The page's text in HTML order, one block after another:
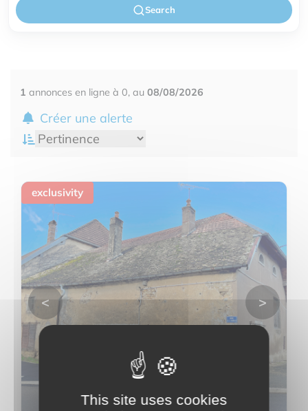
Search
1 annonces en ligne à 0, au 08/08/2026
Créer une alerte
exclusivity
< >
This site uses cookies